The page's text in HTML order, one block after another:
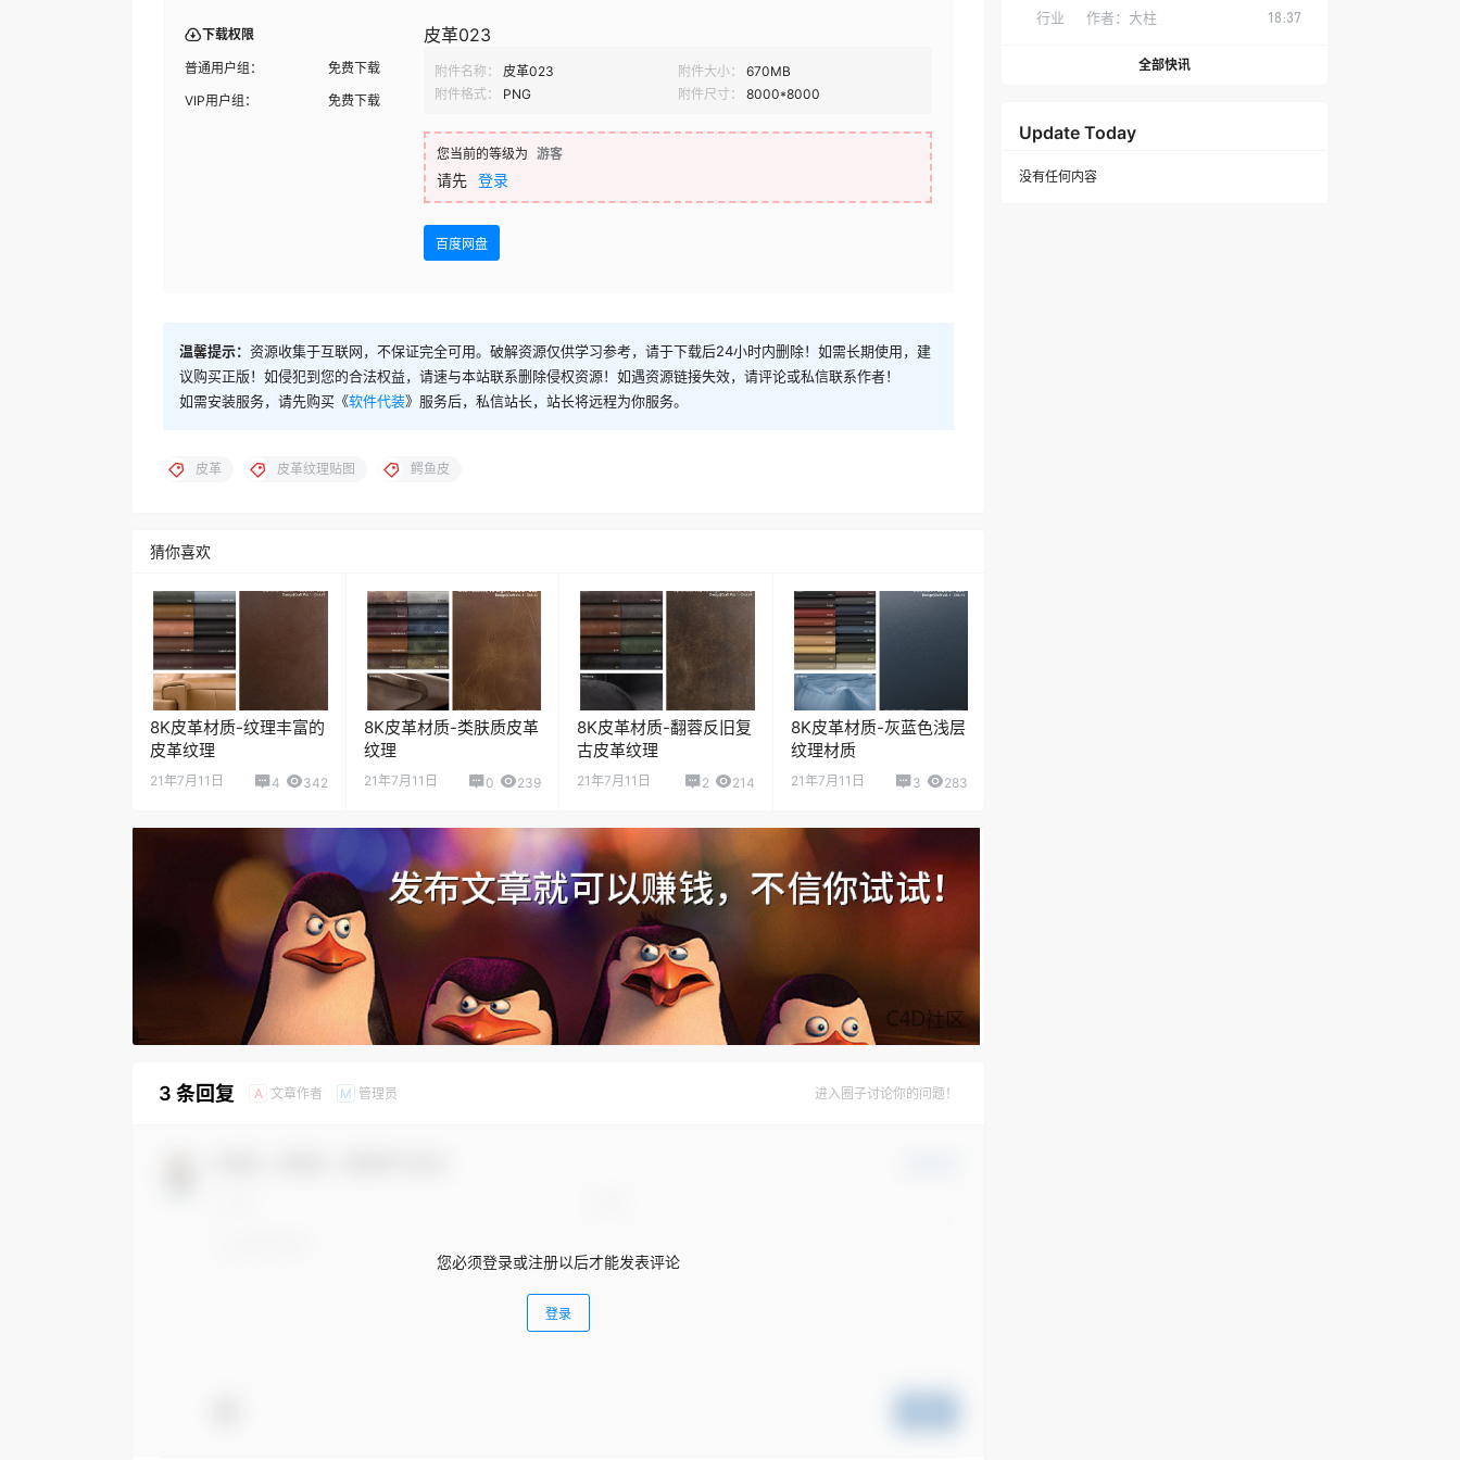
下载权限
普通用户组：
免费下载
VIP用户组：
免费下载
皮革023
附件名称： 皮革023 附件大小：
670MB
附件格式：
PNG 附件尺寸： 8000*8000
您当前的等级为 游客
请先 登录
百度网盘
温馨提示： 资源收集于互联网，不保证完全可用。破解资源仅供学习参考，请于下载后24小时内删除！如需长期使用，建
议购买正版！如侵犯到您的合法权益，请速与本站联系删除侵权资源！如遇资源链接失效，请评论或私信联系作者！
如需安装服务，请先购买《软件代装》服务后，私信站长，站长将远程为你服务。
皮革 皮革纹理贴图 鳄鱼皮
猜你喜欢
8K皮革材质-纹理丰富的
皮革纹理
21年7月11日 4 342
8K皮革材质-类肤质皮革
纹理
21年7月11日 0 239
8K皮革材质-翻蓉反旧复
古皮革纹理
21年7月11日 2 214
8K皮革材质-灰蓝色浅层
纹理材质
21年7月11日 3 283
3 条回复 A 文章作者 M 管理员 进入圈子讨论你的问题！
您必须登录或注册以后才能发表评论
登录
行业 作者： 大柱 18:37
全部快讯
Update Today
没有任何内容